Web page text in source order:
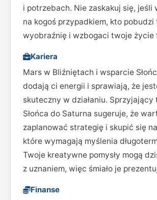
i potrzebach. Nie zaskakuj się, jeśli
na kogoś przypadkiem, kto pobudzi
wyobraźnię i wzbogaci twoje życie
Kariera
Mars w Bliźniętach i wsparcie
dodają ci energii i sprawiają, że
skuteczny w działaniu. Sprzyjający
Słońca do Saturna sugeruje, że
zaplanować strategię i skupić się
które wymagają myślenia
Twoje kreatywne pomysły mogą
z uznaniem, więc śmiało je
Finanse